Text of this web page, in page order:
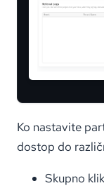
Ko nastavite
dostop do
Skupno